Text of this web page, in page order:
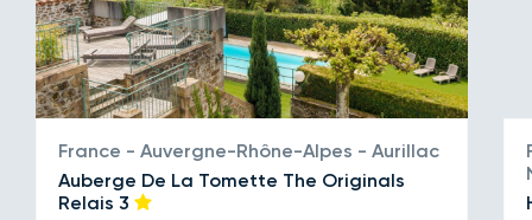
France - Auvergne-Rhône-Alpes - Aurillac
Auberge De La Tomette The Originals
Relais 3